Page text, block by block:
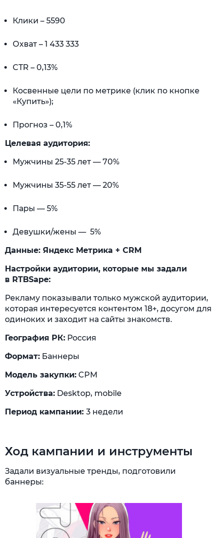
Клики – 5590
Охват – 1 433 333
CTR – 0,13%
Косвенные цели по метрике (клик по кнопке
«Купить»);
Прогноз – 0,1%
Целевая аудитория:
Мужчины 25-35 лет — 70%
Мужчины 35-55 лет — 20%
Пары — 5%
Девушки/жены — 5%
Данные: Яндекс Метрика + CRM
Настройки аудитории, которые мы задали
в RTBSape:
Рекламу показывали только мужской аудитории,
которая интересуется контентом 18+, досугом для
одиноких и заходит на сайты знакомств.
География РК: Россия
Формат: Баннеры
Модель закупки: CPM
Устройства: Desktop, mobile
Период кампании: 3 недели
Ход кампании и инструменты
Задали визуальные тренды, подготовили
баннеры: